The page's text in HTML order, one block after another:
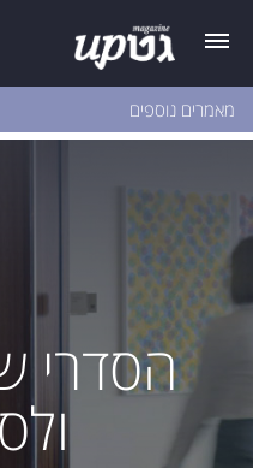
מאמרים נוספים
הסדרי